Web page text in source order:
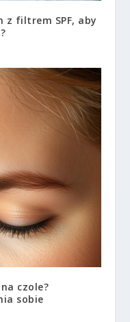
z filtrem SPF, aby
czole?
sobie